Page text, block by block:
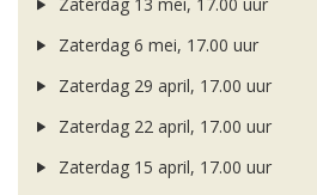
Zaterdag 13 mei, 17.00 uur
Zaterdag 6 mei, 17.00 uur
Zaterdag 29 april, 17.00 uur
Zaterdag 22 april, 17.00 uur
Zaterdag 15 april, 17.00 uur